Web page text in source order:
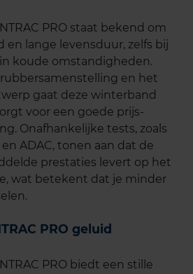
PRO staat bekend om
en lange levensduur, zelfs bij
koude omstandigheden.
en het
gaat deze winterband
voor een goede prijs-
Onafhankelijke tests, zoals
ADAC, tonen aan dat de
prestaties levert op het
wat betekent dat je minder
PRO geluid
PRO biedt een stille